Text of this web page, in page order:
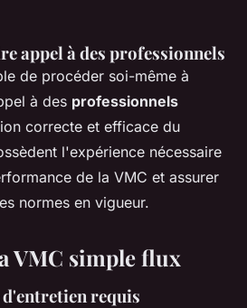
appel à des professionnels
de procéder soi-même à
à des professionnels
correcte et efficace du
l'expérience nécessaire
de la VMC et assurer
normes en vigueur.
VMC simple flux
d'entretien requis